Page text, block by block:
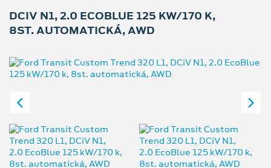
DCIV N1, 2.0 ECOBLUE 125 KW/170 K,
8ST. AUTOMATICKÁ, AWD